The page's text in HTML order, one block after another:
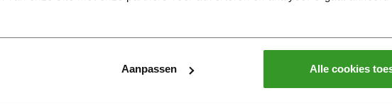
Aanpassen Alle cookies
een verkeerd bezorgadres doorgegeven? Neem dan zo snel mogelijk contact